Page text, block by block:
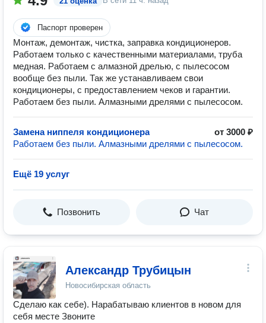
Паспорт проверен
Монтаж, демонтаж, чистка, заправка кондиционеров.
Работаем только с качественными материалами, труба
медная. Работаем с алмазной дрелью, с пылесосом
вообще без пыли. Так же устанавливаем свои
кондиционеры, с предоставлением чеков и гарантии.
Работаем без пыли. Алмазными дрелями с пылесосом.
Замена ниппеля кондиционера
от 3000 ₽
Работаем без пыли. Алмазными дрелями с пылесосом.
Ещё 19 услуг
Позвонить Чат
Александр Трубицын
Новосибирская область
Сделаю как себе). Нарабатываю клиентов в новом для
себя месте Звоните